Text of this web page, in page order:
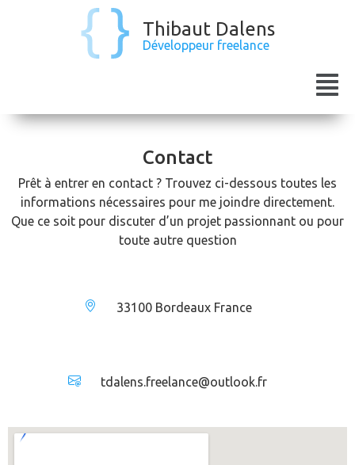
Thibaut Dalens
Développeur freelance
Contact
Prêt à entrer en contact ? Trouvez ci-dessous toutes les
informations nécessaires pour me joindre directement.
Que ce soit pour discuter d’un projet passionnant ou pour
toute autre question
33100 Bordeaux France
tdalens.freelance@outlook.fr